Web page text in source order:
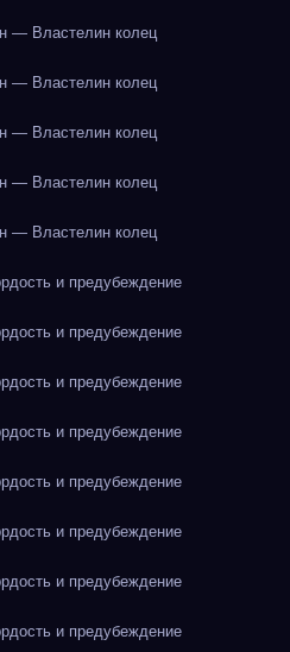
— Властелин колец
— Властелин колец
— Властелин колец
— Властелин колец
— Властелин колец
и предубеждение
и предубеждение
и предубеждение
и предубеждение
и предубеждение
и предубеждение
и предубеждение
и предубеждение